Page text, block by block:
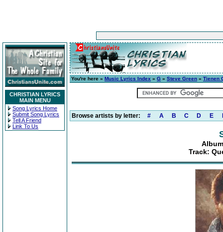
CHRISTIAN LYRICS
MAIN MENU
Song Lyrics Home
Submit Song Lyrics
Tell A Friend
Link To Us
You're here » Music Lyrics Index » G » Steve Green » Tienen
Browse artists by letter: # A B C D E
Track: